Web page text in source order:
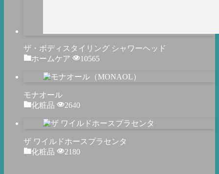
ザ・ボディスタイリング シャワーヘッド
ホームケア
10565
モナオール
化粧品
2640
ザ ワイルドホースプラセンタ
化粧品
2180